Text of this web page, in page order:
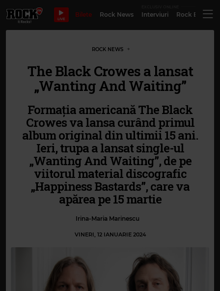
LIVE
Bilete Rock News Interviuri Rock
ROCK NEWS
The Black Crowes a lansat
„Wanting And Waiting”
Formația americană The Black
Crowes va lansa curând primul
album original din ultimii 15 ani.
Ieri, trupa a lansat single-ul
„Wanting And Waiting”, de pe
viitorul material discografic
„Happiness Bastards”, care va
apărea pe 15 martie
Irina-Maria Marinescu
VINERI, 12 IANUARIE 2024